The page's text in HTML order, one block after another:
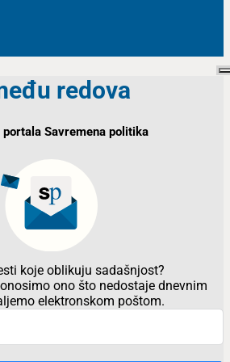
redova
Savremena politika
koje oblikuju sadašnjost?
ono što nedostaje dnevnim
elektronskom poštom.